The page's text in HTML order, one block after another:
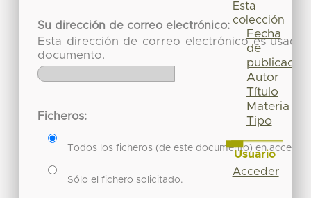
Su dirección de correo electrónico:
Esta dirección de correo electrónico es usada
documento.
Ficheros:
Todos los ficheros (de este documento) en acceso
Sólo el fichero solicitado.
Esta
colección
Fecha
de
publicación
Autor
Título
Materia
Tipo
Usuario
Acceder